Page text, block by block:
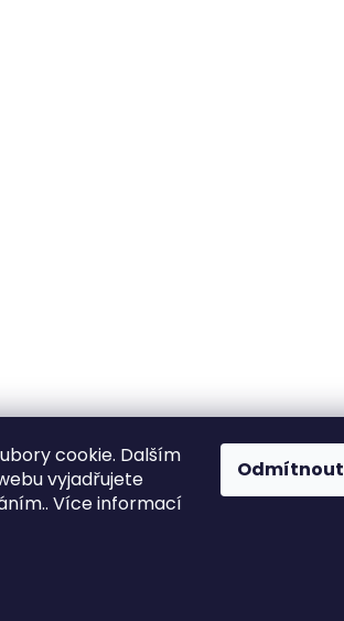
cookie. Dalším
vyjadřujete
Více informací
Odmítnout